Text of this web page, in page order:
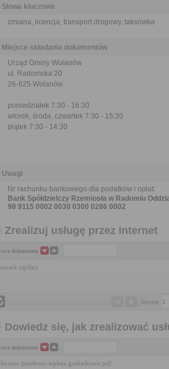
Słowa kluczowe
zmiana, licencja, transport drogowy, taksówka
Miejsce składania dokumentów
Urząd Gminy Wolanów
ul. Radomska 20
26-625 Wolanów
poniedziałek 7:30 - 16:30
wtorek, środa, czwartek 7:30 - 15:30
piątek 7:30 - 14:30
Uwagi
Nr rachunku bankowego dla podatków i opłat:
Bank Spółdzielczy Rzemiosła w Radomiu
98 9115 0002 0030 0300 0286 0002
Zrealizuj usługę przez Internet
dokumentu
ogólny
Strona
Dowiedz się, jak zrealizować
dokumentu
przelewu-wpłata gotówkowa.pdf